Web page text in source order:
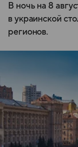
В ночь на 8
в украинской
регионов.